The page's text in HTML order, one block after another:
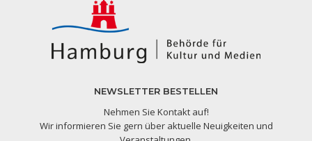
NEWSLETTER BESTELLEN
Nehmen Sie Kontakt auf!
Wir informieren Sie gern über aktuelle Neuigkeiten und